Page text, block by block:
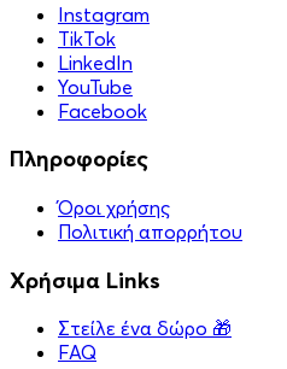
Instagram
TikTok
LinkedIn
YouTube
Facebook
Πληροφορίες
Όροι χρήσης
Πολιτική απορρήτου
Χρήσιμα Links
Στείλε ένα δώρο 🎁
FAQ